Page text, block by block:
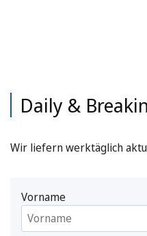
Daily &
Wir liefern werktäglich
Vorname